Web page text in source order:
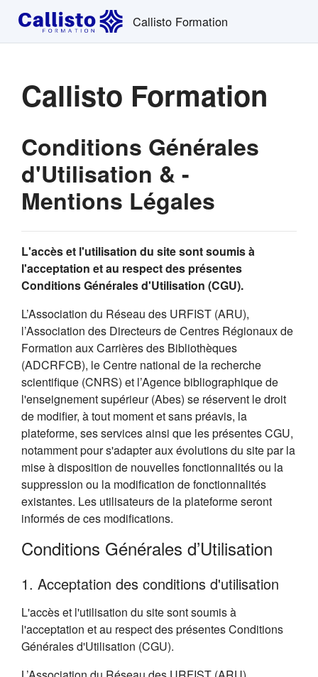
Passer au contenu principal
Callisto Formation
Callisto Formation
Conditions Générales
d'Utilisation & -
Mentions Légales
L'accès et l'utilisation du site sont soumis à
l'acceptation et au respect des présentes
Conditions Générales d'Utilisation (CGU).
L’Association du Réseau des URFIST (ARU),
l’Association des Directeurs de Centres Régionaux de
Formation aux Carrières des Bibliothèques
(ADCRFCB), le Centre national de la recherche
scientifique (CNRS) et l’Agence bibliographique de
l'enseignement supérieur (Abes) se réservent le droit
de modifier, à tout moment et sans préavis, la
plateforme, ses services ainsi que les présentes CGU,
notamment pour s'adapter aux évolutions du site par la
mise à disposition de nouvelles fonctionnalités ou la
suppression ou la modification de fonctionnalités
existantes. Les utilisateurs de la plateforme seront
informés de ces modifications.
Conditions Générales d’Utilisation
1. Acceptation des conditions d'utilisation
L'accès et l'utilisation du site sont soumis à
l'acceptation et au respect des présentes Conditions
Générales d'Utilisation (CGU).